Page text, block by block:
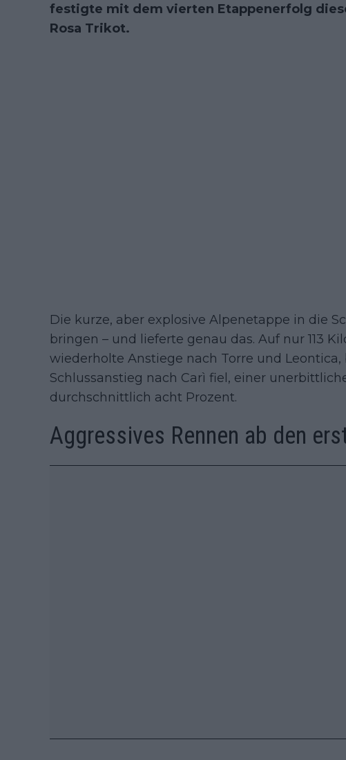
festigte mit dem vierten Etappenerfolg
Rosa Trikot.
Die kurze, aber explosive Alpenetappe in die
bringen – und lieferte genau das. Auf nur 113
wiederholte Anstiege nach Torre und
Schlussanstieg nach Carì fiel, einer
durchschnittlich acht Prozent.
Aggressives Rennen ab den